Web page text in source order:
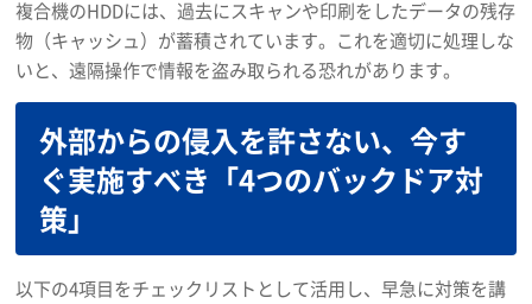
複合機のHDDには、過去にスキャンや印刷をしたデータの残存
物（キャッシュ）が蓄積されています。これを適切に処理しな
いと、遠隔操作で情報を盗み取られる恐れがあります。
外部からの侵入を許さない、今す
ぐ実施すべき「4つのバックドア対
策」
以下の4項目をチェックリストとして活用し、早急に対策を講